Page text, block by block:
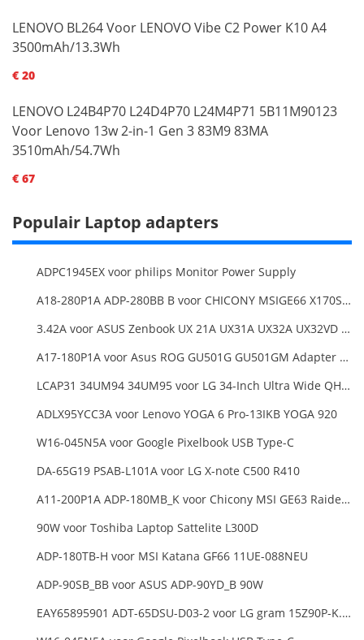
LENOVO BL264 Voor LENOVO Vibe C2 Power K10 A4
3500mAh/13.3Wh
€ 20
LENOVO L24B4P70 L24D4P70 L24M4P71 5B11M90123
Voor Lenovo 13w 2-in-1 Gen 3 83M9 83MA
3510mAh/54.7Wh
€ 67
Populair Laptop adapters
ADPC1945EX voor philips Monitor Power Supply
A18-280P1A ADP-280BB B voor CHICONY MSIGE66 X170SMG, MSI GE66 GE76
3.42A voor ASUS Zenbook UX 21A UX31A UX32A UX32VD Series Ultrabook Models
A17-180P1A voor Asus ROG GU501G GU501GM Adapter Power Supply
LCAP31 34UM94 34UM95 voor LG 34-Inch Ultra Wide QHD Monitor LED
ADLX95YCC3A voor Lenovo YOGA 6 Pro-13IKB YOGA 920
W16-045N5A voor Google Pixelbook USB Type-C
DA-65G19 PSAB-L101A voor LG X-note C500 R410
A11-200P1A ADP-180MB_K voor Chicony MSI GE63 Raider RGB 8RE-012US
90W voor Toshiba Laptop Sattelite L300D
ADP-180TB-H voor MSI Katana GF66 11UE-088NEU
ADP-90SB_BB voor ASUS ADP-90YD_B 90W
EAY65895901 ADT-65DSU-D03-2 voor LG gram 15Z90P-K.ARB6U1 16T90P, LG gram 15Z90Q 16Z90Q 17Z90Q16Z95PD Series